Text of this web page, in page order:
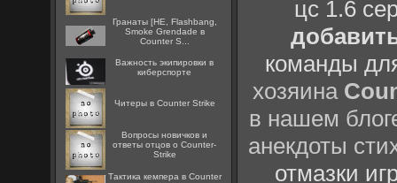
Гранаты [HE, Flashbang,
Smoke Grendade в
Counter S...
Важность экипировки в
киберспорте
Читеры в Counter Strike
Вопросы новичков и
ответы отцов о Counter-
Strike
Тактика кемпера в Counter
цс 1.6
команды
хозяина
в нашем
анекдоты
отмазки